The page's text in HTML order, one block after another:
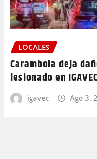
LOCALES
Carambola deja
lesionado en IGAVEC
igavec Ago 3,